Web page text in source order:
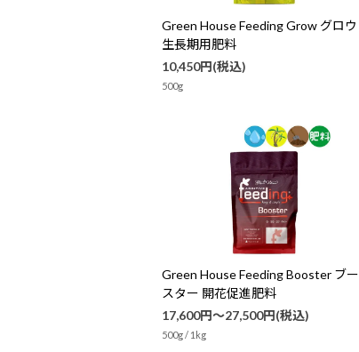
Green House Feeding Grow グロウ
生長期用肥料
10,450円(税込)
500g
Green House Feeding Booster ブー
スター 開花促進肥料
17,600円～27,500円(税込)
500g / 1kg